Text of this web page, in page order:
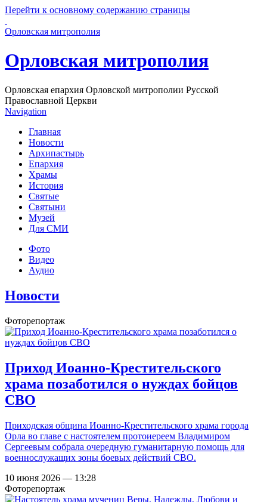
Перейти к основному содержанию страницы
Орловская митрополия
Орловская митрополия
Орловская епархия Орловской митрополии Русской
Православной Церкви
Navigation
Главная
Новости
Архипастырь
Епархия
Храмы
История
Святые
Святыни
Музей
Для СМИ
Фото
Видео
Аудио
Новости
Фоторепортаж
Приход Иоанно-Крестительского
храма позаботился о нуждах бойцов
СВО
Приходская община Иоанно-Крестительского храма города
Орла во главе с настоятелем протоиереем Владимиром
Сергеевым собрала очередную гуманитарную помощь для
военнослужащих зоны боевых действий СВО.
10 июня 2026 — 13:28
Фоторепортаж